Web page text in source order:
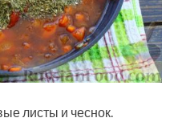
листы и чеснок.